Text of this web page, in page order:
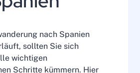
nach Spanien
sollten Sie sich
wichtigen
Schritte kümmern. Hier